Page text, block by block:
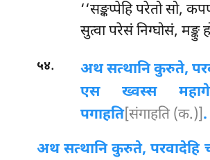
‘‘सङ्कप्पेहि परेतो सो,
सुत्वा परेसं निग्घोसं, मङ्कु
५४.
अथ सत्थानि कुरुते,
एस ख्वस्स
पगाहति[संगाहति (क.)].
अथ सत्थानि कुरुते, परवादेहि